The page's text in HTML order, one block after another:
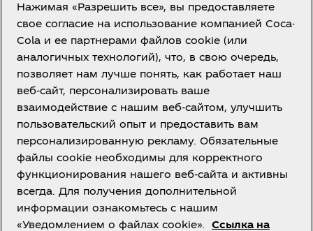
Тажикстан| Орусча
О нас
Нажимая «Разрешить все», вы предоставляете
свое согласие на использование компанией Coca-
Cola и ее партнерами файлов cookie (или
аналогичных технологий), что, в свою очередь,
позволяет нам лучше понять, как работает наш
веб-сайт, персонализировать ваше
взаимодействие с нашим веб-сайтом, улучшить
пользовательский опыт и предоставить вам
персонализированную рекламу. Обязательные
файлы cookie необходимы для корректного
функционирования нашего веб-сайта и активны
всегда. Для получения дополнительной
информации ознакомьтесь с нашим
«Уведомлением о файлах cookie».
Ссылка на